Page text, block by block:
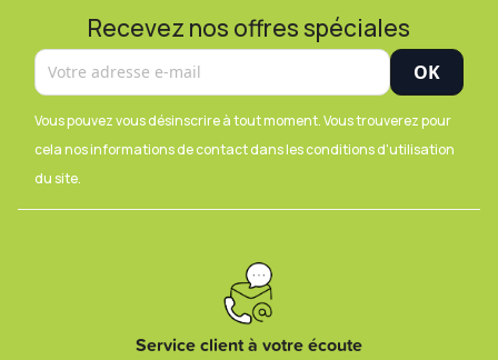
Recevez nos offres spéciales
Vous pouvez vous désinscrire à tout moment. Vous trouverez pour
cela nos informations de contact dans les conditions d'utilisation
du site.
Service client à votre écoute